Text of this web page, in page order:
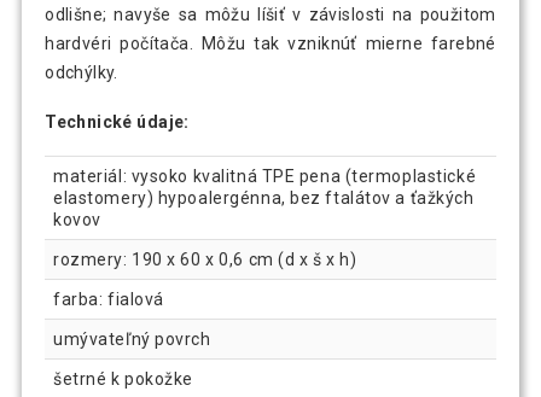
odlišne; navyše sa môžu líšiť v závislosti na použitom
hardvéri počítača. Môžu tak vzniknúť mierne farebné
odchýlky.
Technické údaje:
materiál: vysoko kvalitná TPE pena (termoplastické
elastomery) hypoalergénna, bez ftalátov a ťažkých
kovov
rozmery: 190 x 60 x 0,6 cm (d x š x h)
farba: fialová
umývateľný povrch
šetrné k pokožke